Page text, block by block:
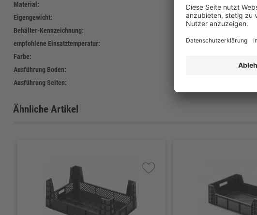
Material:
Polyethylen (PE-HD)
Eigengewicht:
650 g
Behälter-Kennzeichnung:
empfohlene Einsatztemperatur:
-30°C bis +60°C
Farbe:
Ausführung Boden:
Ausführung Seiten:
Ähnliche Artikel